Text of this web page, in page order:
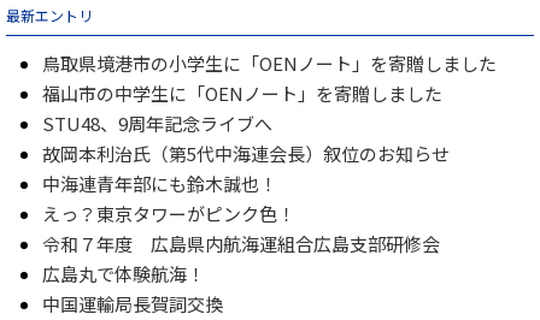
最新エントリ
鳥取県境港市の小学生に「OENノート」を寄贈しました
福山市の中学生に「OENノート」を寄贈しました
STU48、9周年記念ライブへ
故岡本利治氏（第5代中海連会長）叙位のお知らせ
中海連青年部にも鈴木誠也！
えっ？東京タワーがピンク色！
令和７年度 広島県内航海運組合広島支部研修会
広島丸で体験航海！
中国運輸局長賀詞交換